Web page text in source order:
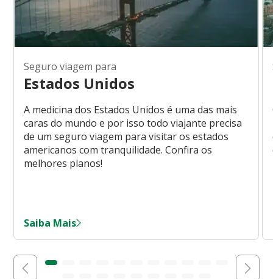
Seguro viagem para
Estados Unidos
A medicina dos Estados Unidos é uma das mais
caras do mundo e por isso todo viajante precisa
de um seguro viagem para visitar os estados
americanos com tranquilidade. Confira os
melhores planos!
Saiba Mais